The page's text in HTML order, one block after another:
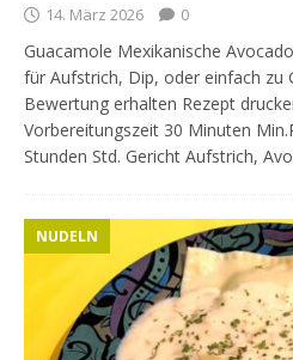
14. März 2026 0
Guacamole Mexikanische
für Aufstrich, Dip, oder einfach zu
Bewertung erhalten Rezept
Vorbereitungszeit 30 Minuten
Stunden Std. Gericht Aufstrich,
NUDELN